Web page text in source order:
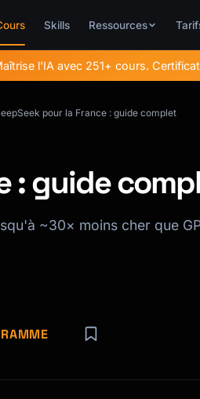
Skills Ressources
l'IA avec 251+ cours.
pour la France : guide complet
: guide
~30× moins cher que